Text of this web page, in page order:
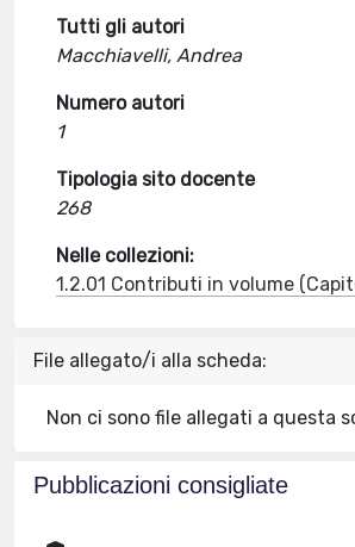
Tutti gli autori
Macchiavelli, Andrea
Numero autori
1
Tipologia sito docente
268
Nelle collezioni:
1.2.01 Contributi in volume
File allegato/i alla scheda:
Non ci sono file allegati a questa
Pubblicazioni consigliate